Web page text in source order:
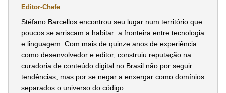
Editor-Chefe
Stéfano Barcellos encontrou seu lugar num território que
poucos se arriscam a habitar: a fronteira entre tecnologia
e linguagem. Com mais de quinze anos de experiência
como desenvolvedor e editor, construiu reputação na
curadoria de conteúdo digital no Brasil não por seguir
tendências, mas por se negar a enxergar como domínios
separados o universo do código ...